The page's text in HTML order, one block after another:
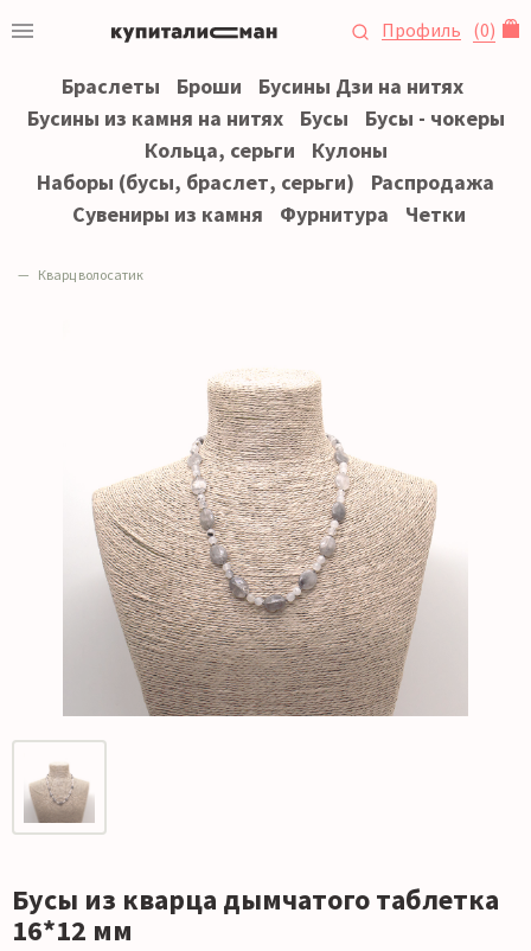
Профиль (0)
Браслеты Броши
Бусины Дзи на нитях
Бусины из камня на нитях
Бусы
Бусы - чокеры
Кольца, серьги
Кулоны
Наборы (бусы, браслет, серьги)
Распродажа
Сувениры из камня
Фурнитура Четки
Кварц волосатик
Бусы из кварца дымчатого таблетка
16*12 мм